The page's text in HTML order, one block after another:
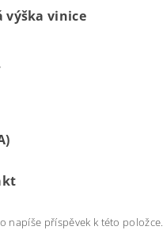
výška vinice
napíše příspěvek k této položce.